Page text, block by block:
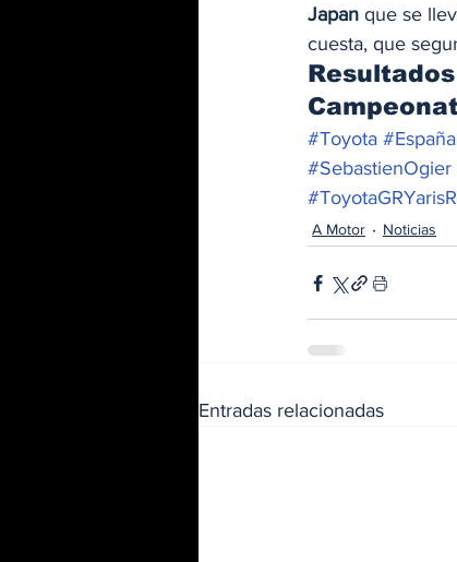
Japan que se
cuesta, que
#Toyota #España
#SebastienOgier
A Motor Noticias
Entradas relacionadas